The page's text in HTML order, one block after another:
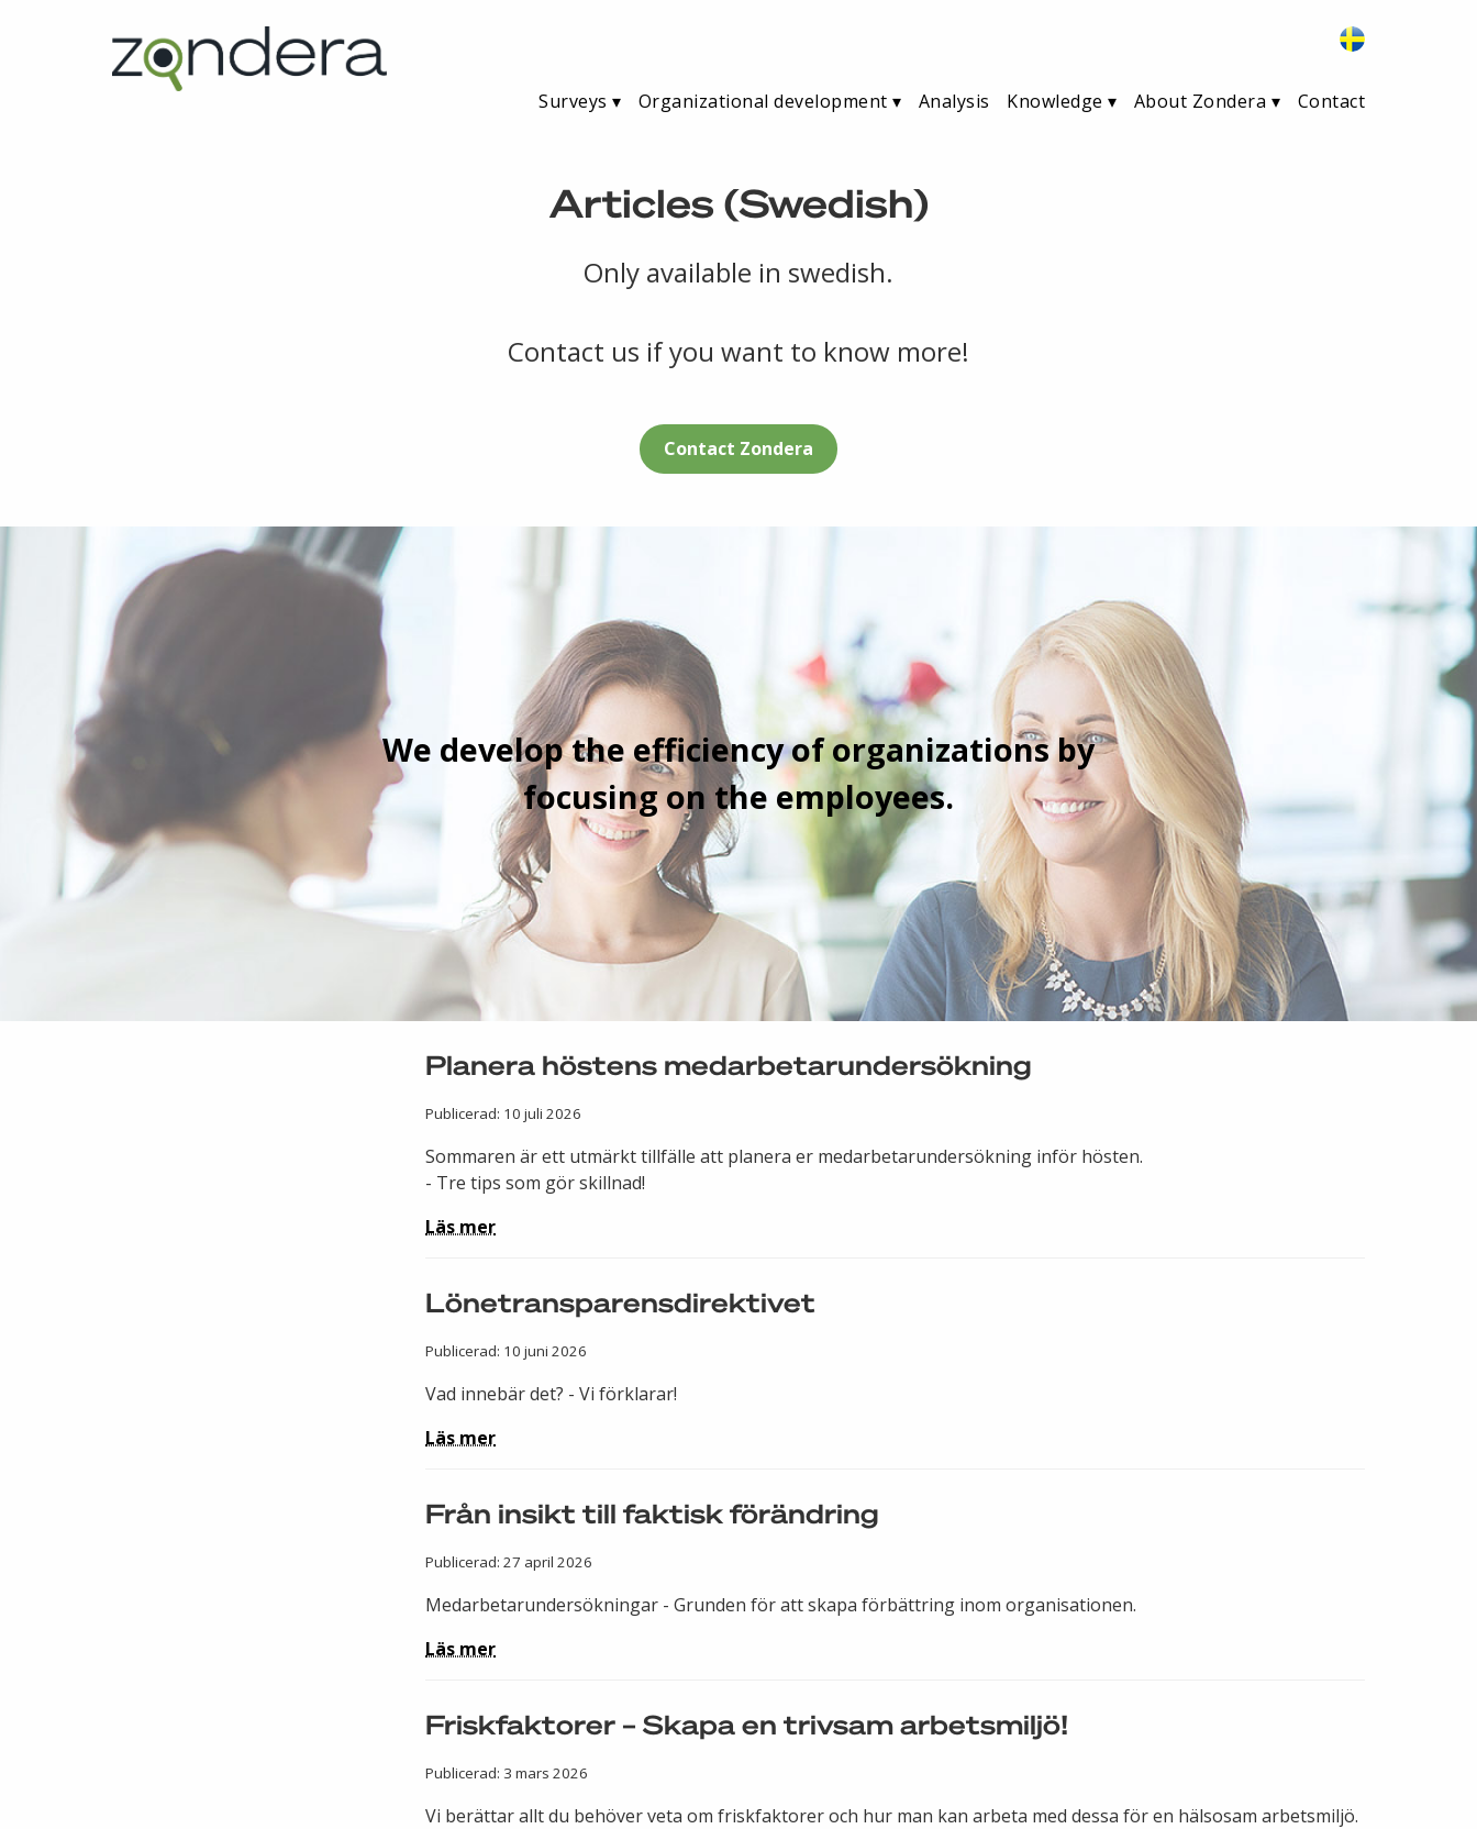
Surveys Organizational development Analysis Knowledge About Zondera Contact
Articles (Swedish)
Only available in swedish.
Contact us if you want to know more!
Contact Zondera
We develop the efficiency of organizations by
focusing on the employees.
Planera höstens medarbetarundersökning
Publicerad: 10 juli 2026
Sommaren är ett utmärkt tillfälle att planera er medarbetarundersökning inför hösten.
- Tre tips som gör skillnad!
Läs mer
Lönetransparensdirektivet
Publicerad: 10 juni 2026
Vad innebär det? - Vi förklarar!
Läs mer
Från insikt till faktisk förändring
Publicerad: 27 april 2026
Medarbetarundersökningar - Grunden för att skapa förbättring inom organisationen.
Läs mer
Friskfaktorer – Skapa en trivsam arbetsmiljö!
Publicerad: 3 mars 2026
Vi berättar allt du behöver veta om friskfaktorer och hur man kan arbeta med dessa för en hälsosam arbetsmiljö.